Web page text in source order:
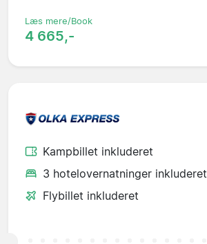
Læs mere/Book
4 665,-
Kampbillet inkluderet
3 hotelovernatninger inkluderet
Flybillet inkluderet